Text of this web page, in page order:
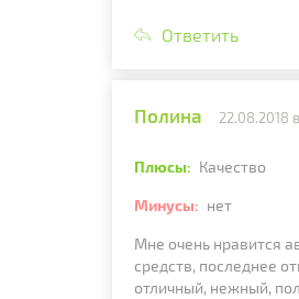
Ответить
Полина 22.08.2018
Плюсы: Качество
Минусы: нет
Мне очень нравится
средств, последнее
отличный, нежный,